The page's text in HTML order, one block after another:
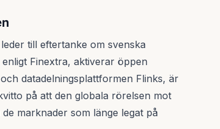
till eftertanke om svenska
Finextra, aktiverar öppen
datadelningsplattformen Flinks, är
på att den globala rörelsen mot
marknader som länge legat på